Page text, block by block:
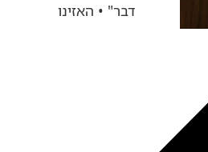
דבר" • האזינו